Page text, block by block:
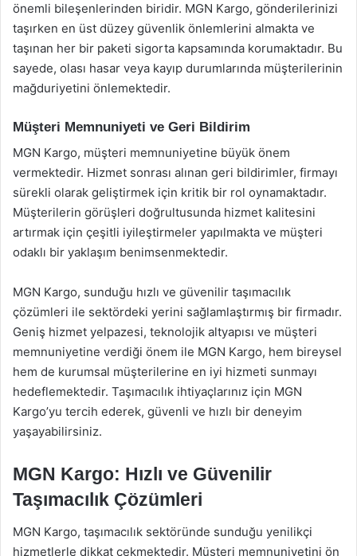
önemli bileşenlerinden biridir. MGN Kargo, gönderilerinizi
taşırken en üst düzey güvenlik önlemlerini almakta ve
taşınan her bir paketi sigorta kapsamında korumaktadır. Bu
sayede, olası hasar veya kayıp durumlarında müşterilerinin
mağduriyetini önlemektedir.
Müşteri Memnuniyeti ve Geri Bildirim
MGN Kargo, müşteri memnuniyetine büyük önem
vermektedir. Hizmet sonrası alınan geri bildirimler, firmayı
sürekli olarak geliştirmek için kritik bir rol oynamaktadır.
Müşterilerin görüşleri doğrultusunda hizmet kalitesini
artırmak için çeşitli iyileştirmeler yapılmakta ve müşteri
odaklı bir yaklaşım benimsenmektedir.
MGN Kargo, sunduğu hızlı ve güvenilir taşımacılık
çözümleri ile sektördeki yerini sağlamlaştırmış bir firmadır.
Geniş hizmet yelpazesi, teknolojik altyapısı ve müşteri
memnuniyetine verdiği önem ile MGN Kargo, hem bireysel
hem de kurumsal müşterilerine en iyi hizmeti sunmayı
hedeflemektedir. Taşımacılık ihtiyaçlarınız için MGN
Kargo’yu tercih ederek, güvenli ve hızlı bir deneyim
yaşayabilirsiniz.
MGN Kargo: Hızlı ve Güvenilir
Taşımacılık Çözümleri
MGN Kargo, taşımacılık sektöründe sunduğu yenilikçi
hizmetlerle dikkat çekmektedir. Müşteri memnuniyetini ön